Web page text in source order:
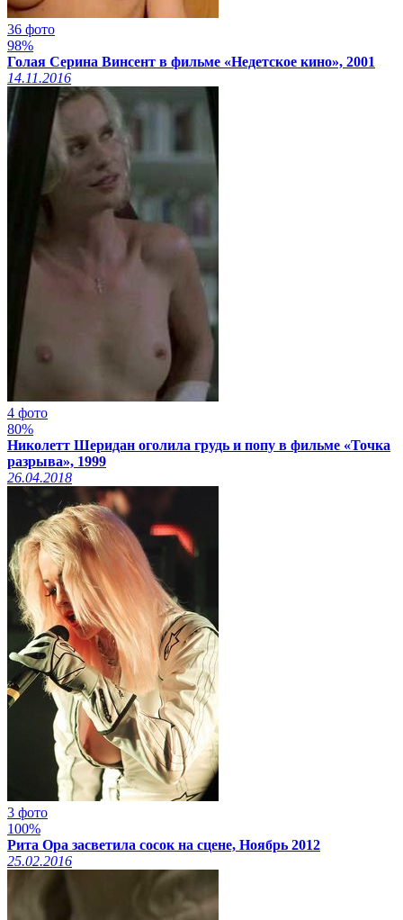
36 фото
98%
Голая Серина Винсент в фильме «Недетское кино», 2001
14.11.2016
4 фото
80%
Николетт Шеридан оголила грудь и попу в фильме «Точка
разрыва», 1999
26.04.2018
3 фото
100%
Рита Ора засветила сосок на сцене, Ноябрь 2012
25.02.2016